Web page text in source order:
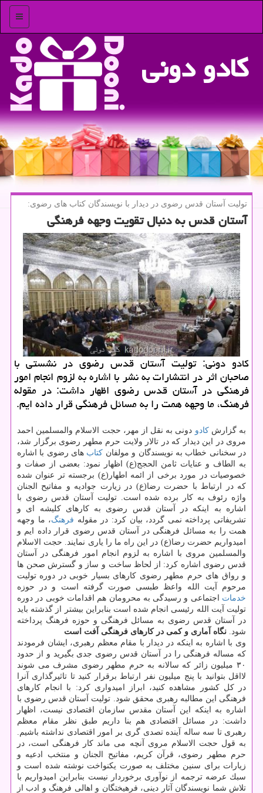
منو
كادو دونی
تولیت آستان قدس رضوی در دیدار با نویسندگان كتاب های رضوی:
آستان قدس به دنبال تقویت وجهه فرهنگی
كادو دونی: تولیت آستان قدس رضوی در نشستی با
صاحبان اثر در انتشارات به نشر با اشاره به لزوم انجام امور
فرهنگی در آستان قدس رضوی اظهار داشت: در مقوله
فرهنگ، ما وجهه همت را به مسائل فرهنگی قرار داده ایم.
به گزارشكادو دونی به نقل از مهر، حجت الاسلام والمسلمین احمد
مروی در این دیدار كه در تالار ولایت حرم مطهر رضوی برگزار شد،
در سخنانی خطاب به نویسندگان و مولفان كتاب های رضوی با اشاره
به الطاف و عنایات ثامن الحجج(ع) اظهار نمود: بعضی از صفات و
خصوصیات در مورد برخی از ائمه اطهار(ع) برجسته تر عنوان شده
كه در ارتباط با حضرت رضا(ع) در زیارت جوادیه و مفاتیح الجنان
واژه رئوف به كار برده شده است. تولیت آستان قدس رضوی با
اشاره به اینكه در آستان قدس رضوی به كارهای كلیشه ای و
تشریفاتی پرداخته نمی گردد، بیان كرد: در مقوله فرهنگ، ما وجهه
همت را به مسائل فرهنگی در آستان قدس رضوی قرار داده ایم و
امیدواریم حضرت رضا(ع) در این راه ما را یاری نمایند. حجت الاسلام
والمسلمین مروی با اشاره به لزوم انجام امور فرهنگی در آستان
قدس رضوی اشاره كرد: از لحاظ ساخت و ساز و گسترش صحن ها
و رواق های حرم مطهر رضوی كارهای بسیار خوبی در دوره تولیت
مرحوم آیت الله واعظ طبسی صورت گرفته است و در حوزه
خدمات اجتماعی و رسیدگی به محرومان هم اقدامات خوبی در دوره
تولیت آیت الله رئیسی انجام شده است بنابراین بیشتر از گذشته باید
در آستان قدس رضوی به مسائل فرهنگی و حوزه فرهنگ پرداخته
شود. نگاه آماری و كمی در كارهای فرهنگی آفت است
وی با اشاره به اینكه در دیدار با مقام معظم رهبری، ایشان فرمودند
كه مساله فرهنگی را در آستان قدس رضوی جدی بگیرید و از حدود
۳۰ میلیون زائر كه سالانه به حرم مطهر رضوی مشرف می شوند
لااقل بتوانید با پنج میلیون نفر ارتباط برقرار كنید تا تاثیرگذاری آنرا
در كل كشور مشاهده كنید، ابراز امیدواری كرد: با انجام كارهای
فرهنگی این مطالبه رهبری محقق شود. تولیت آستان قدس رضوی با
اشاره به اینكه این آستان مقدس سازمان اقتصادی نیست، اظهار
داشت: در مسائل اقتصادی هم بنا داریم طبق نظر مقام معظم
رهبری تا سه ساله آینده تصدی گری بر امور اقتصادی نداشته باشیم.
به قول حجت الاسلام مروی آنچه می ماند كار فرهنگی است، در
حرم مطهر رضوی، قرآن كریم، مفاتیح الجنان و منتخب ادعیه و
زیارات برای سنین مختلف به صورت یكنواخت نوشته شده است و
سبك عرضه ترجمه از نوآوری برخوردار نیست بنابراین امیدواریم با
تلاش شما نویسندگان آثار دینی، فرهیختگان و اهالی فرهنگ و ادب از